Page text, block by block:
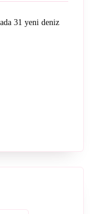
31 yeni deniz